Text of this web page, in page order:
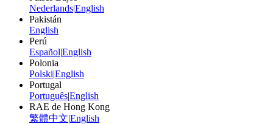
Nederlands|English
Pakistán
English
Perú
Español|English
Polonia
Polski|English
Portugal
Português|English
RAE de Hong Kong
繁體中文|English